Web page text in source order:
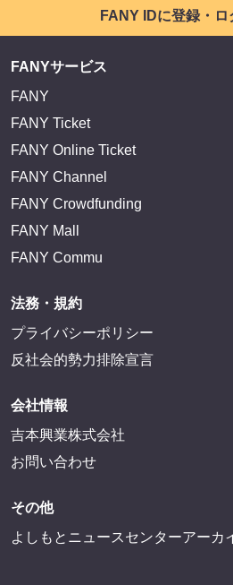
FANY IDに登録・ロ
FANYサービス
FANY
FANY Ticket
FANY Online Ticket
FANY Channel
FANY Crowdfunding
FANY Mall
FANY Commu
法務・規約
プライバシーポリシー
反社会的勢力排除宣言
会社情報
吉本興業株式会社
お問い合わせ
その他
よしもとニュースセンターアーカ